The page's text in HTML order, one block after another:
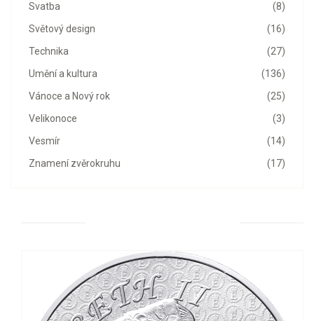
(8)
Svatba
(16)
Světový design
(27)
Technika
(136)
Umění a kultura
(25)
Vánoce a Nový rok
(3)
Velikonoce
(14)
Vesmír
(17)
Znamení zvěrokruhu